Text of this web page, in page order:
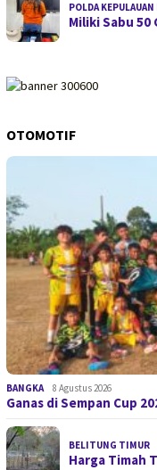
POLDA KEPULAUAN
Miliki Sabu
OTOMOTIF
BANGKA 8 Agustus 2026
Ganas di Sempan Cup
BELITUNG TIMUR
Harga Timah